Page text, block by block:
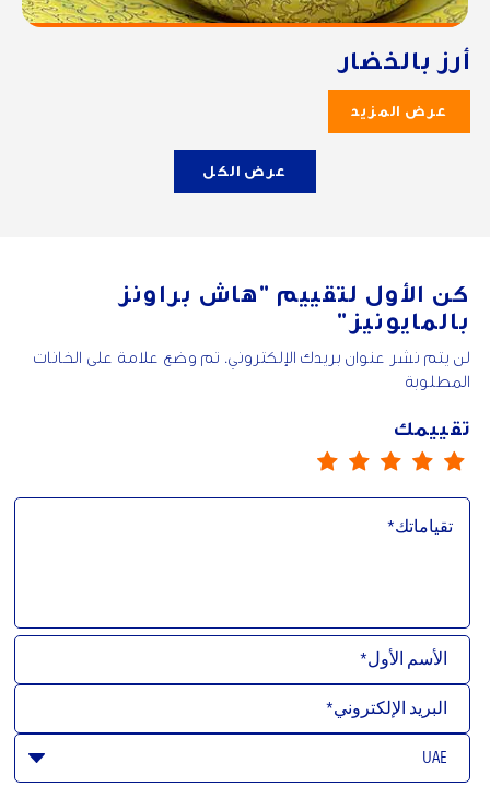
أرز بالخضار
عرض المزيد
عرض الكل
كن الأول لتقييم "هاش براونز
بالمايونيز"
لن يتم نشر عنوان بريدك الإلكتروني. تم وضع علامة على الخانات
المطلوبة
تقييمك